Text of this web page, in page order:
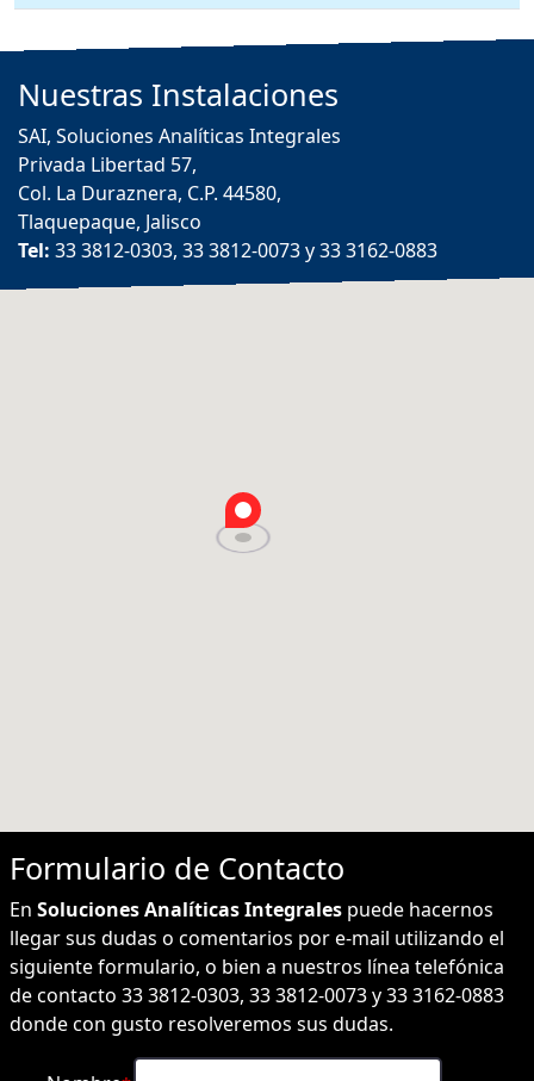
Nuestras Instalaciones
SAI, Soluciones Analíticas Integrales
Privada Libertad 57,
Col. La Duraznera, C.P. 44580,
Tlaquepaque, Jalisco
Tel: 33 3812-0303, 33 3812-0073 y 33 3162-0883
Formulario de Contacto
En Soluciones Analíticas Integrales puede hacernos
llegar sus dudas o comentarios por e-mail utilizando el
siguiente formulario, o bien a nuestros línea telefónica
de contacto 33 3812-0303, 33 3812-0073 y 33 3162-0883
donde con gusto resolveremos sus dudas.